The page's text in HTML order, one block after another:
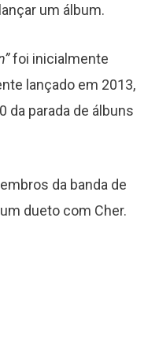
um álbum.
foi inicialmente
lançado em 2013,
da parada de álbuns
da banda de
dueto com Cher.